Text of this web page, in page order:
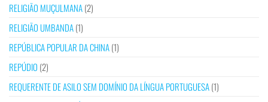
RELIGIÃO MUÇULMANA(2)
RELIGIÃO UMBANDA(1)
REPÚBLICA POPULAR DA CHINA(1)
REPÚDIO (2)
REQUERENTE DE ASILO SEM DOMÍNIO DA LÍNGUA PORTUGUESA(1)